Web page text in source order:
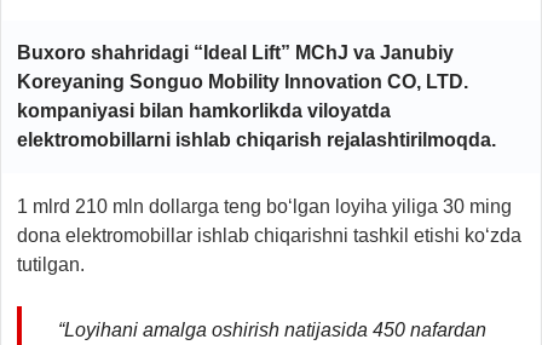
Buxoro shahridagi “Ideal Lift” MChJ va Janubiy
Koreyaning Songuo Mobility Innovation CO, LTD.
kompaniyasi bilan hamkorlikda viloyatda
elektromobillarni ishlab chiqarish rejalashtirilmoqda.
1 mlrd 210 mln dollarga teng bo‘lgan loyiha yiliga 30 ming
dona elektromobillar ishlab chiqarishni tashkil etishi ko‘zda
tutilgan.
“Loyihani amalga oshirish natijasida 450 nafardan